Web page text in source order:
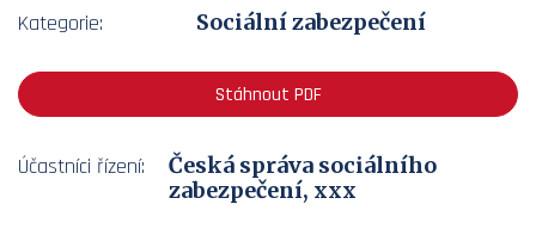
Kategorie:
Sociální zabezpečení
Stáhnout PDF
Účastníci řízení:
Česká správa sociálního
zabezpečení, xxx